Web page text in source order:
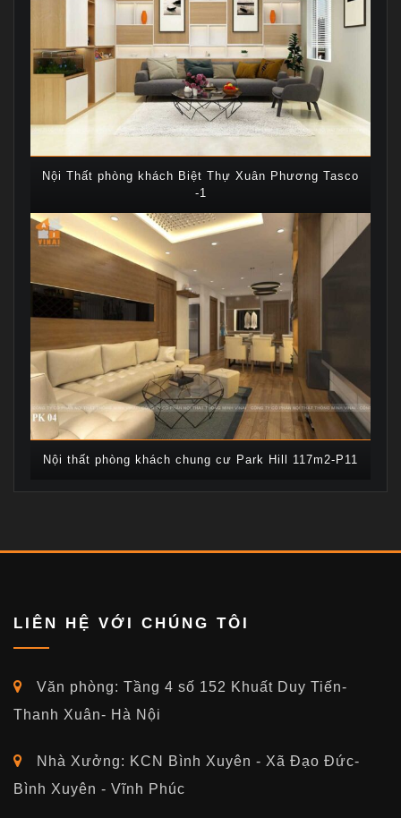
Nội Thất phòng khách Biệt Thự Xuân Phương Tasco
-1
Nội thất phòng khách chung cư Park Hill 117m2-P11
LIÊN HỆ VỚI CHÚNG TÔI
Văn phòng: Tầng 4 số 152 Khuất Duy Tiến-
Thanh Xuân- Hà Nội
Nhà Xưởng: KCN Bình Xuyên - Xã Đạo Đức-
Bình Xuyên - Vĩnh Phúc